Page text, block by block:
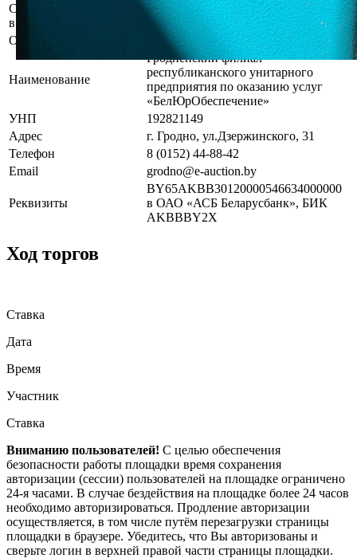
Сведения о публикации
в газете
Газета "Рэспублiка", планируемая
дата публикации 14.05.2026
Организатор/оператор торгов
Наименование
Гродненский филиал
республиканского унитарного
предприятия по оказанию услуг
«БелЮрОбеспечение»
УНП
192821149
Адрес
г. Гродно, ул.Дзержинского, 31
Телефон
8 (0152) 44-88-42
Email
grodno@e-auction.by
Реквизиты
BY65AKBB30120000546634000000
в ОАО «АСБ Беларусбанк», БИК
AKBBBY2X
Ход торгов
Ставка
Дата
Время
Участник
Ставка
Вниманию пользователей! С целью обеспечения
безопасности работы площадки время сохранения
авторизации (сессии) пользователей на площадке ограничено
24-я часами. В случае бездействия на площадке более 24 часов
необходимо авторизироваться. Продление авторизации
осуществляется, в том числе путём перезагрузки страницы
площадки в браузере. Убедитесь, что Вы авторизованы и
сверьте логин в верхней правой части страницы площадки.